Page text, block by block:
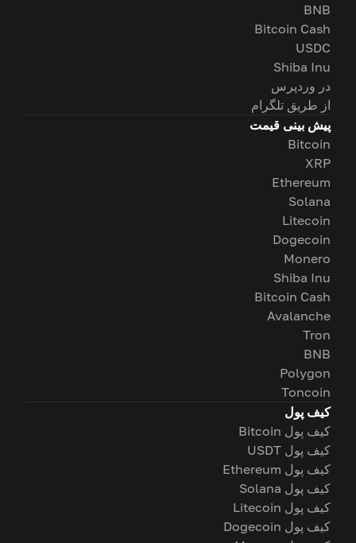
BNB
Bitcoin Cash
USDC
Shiba Inu
در وردپرس
از طریق تلگرام
پیش بینی قیمت
Bitcoin
XRP
Ethereum
Solana
Litecoin
Dogecoin
Monero
Shiba Inu
Bitcoin Cash
Avalanche
Tron
BNB
Polygon
Toncoin
کیف پول
کیف پول Bitcoin
کیف پول USDT
کیف پول Ethereum
کیف پول Solana
کیف پول Litecoin
کیف پول Dogecoin